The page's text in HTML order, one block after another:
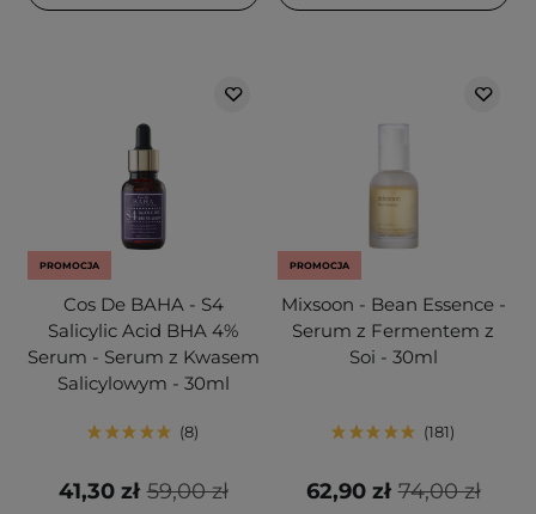
PROMOCJA
Cos De BAHA - S4
Salicylic Acid BHA 4%
Serum - Serum z Kwasem
Salicylowym - 30ml
8
59,00 zł
41,30 zł
PROMOCJA
Mixsoon - Bean Essence -
Serum z Fermentem z
Soi - 30ml
181
74,00 zł
62,90 zł